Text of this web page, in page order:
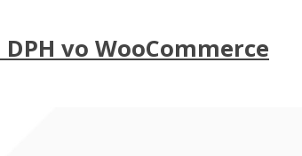
vo WooCommerce